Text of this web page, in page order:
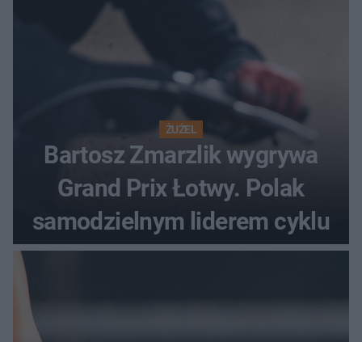
ŻUŻEL
Bartosz Zmarzlik wygrywa
Grand Prix Łotwy. Polak
samodzielnym liderem cyklu